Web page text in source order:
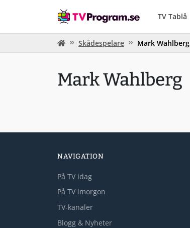
TV Tablå
Skådespelare Mark Wahlberg
Mark Wahlberg
NAVIGATION
På TV idag
På TV imorgon
TV-kanaler
Blogg & Nyheter